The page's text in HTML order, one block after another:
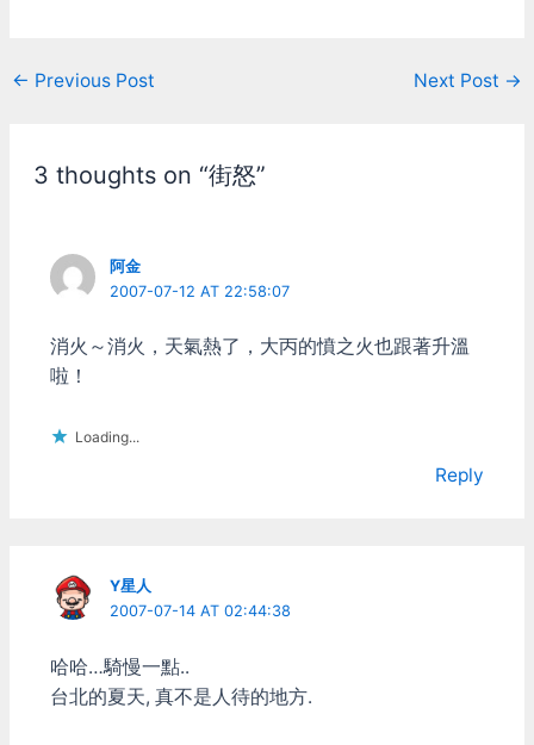
Post
← Previous Post Next Post →
3 thoughts on “街怒”
阿金
2007-07-12 AT 22:58:07
消火～消火，天氣熱了，大丙的憤之火也跟著升溫
啦！
Loading...
Reply
Y星人
2007-07-14 AT 02:44:38
哈哈…騎慢一點..
台北的夏天, 真不是人待的地方.